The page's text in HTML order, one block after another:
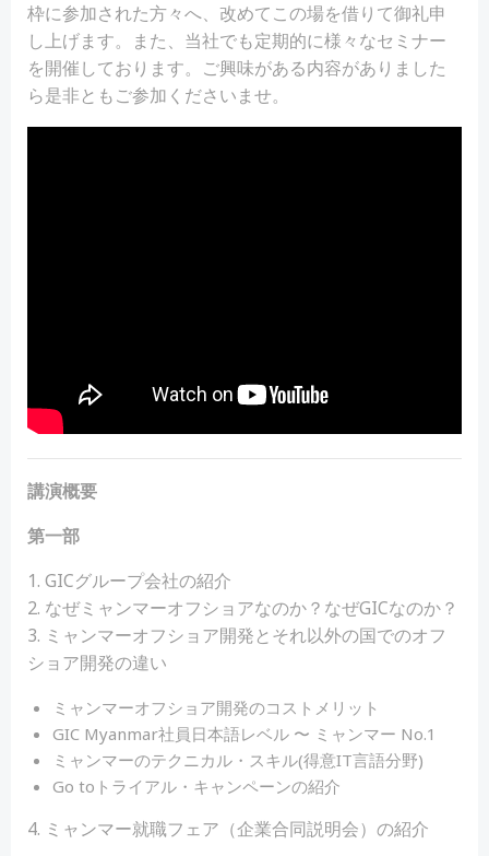
枠に参加された方々へ、改めてこの場を借りて御礼申
し上げます。また、当社でも定期的に様々なセミナー
を開催しております。ご興味がある内容がありました
ら是非ともご参加くださいませ。
講演概要
第一部
1. GICグループ会社の紹介
2. なぜミャンマーオフショアなのか？なぜGICなのか？
3. ミャンマーオフショア開発とそれ以外の国でのオフ
ショア開発の違い
ミャンマーオフショア開発のコストメリット
GIC Myanmar社員日本語レベル 〜 ミャンマー No.1
ミャンマーのテクニカル・スキル(得意IT言語分野)
Go toトライアル・キャンペーンの紹介
4. ミャンマー就職フェア（企業合同説明会）の紹介